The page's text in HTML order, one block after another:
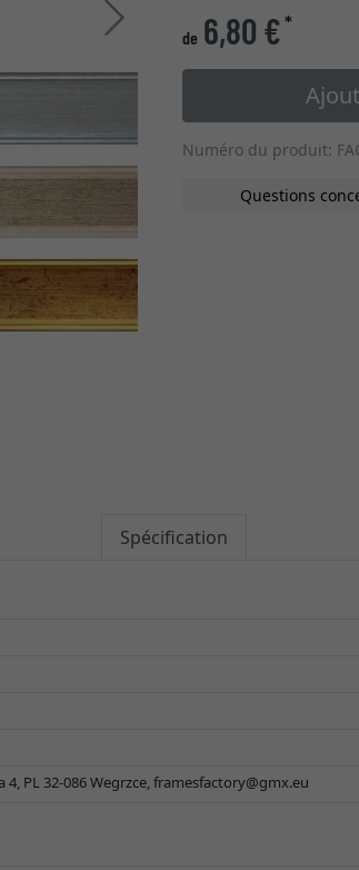
Continuer
de 6,80 €*
Numéro du produit:
Questions
Spécification
4, PL 32-086 Wegrzce,framesfactory@gmx.eu